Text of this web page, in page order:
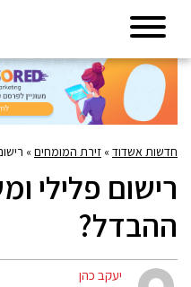
חדשות אשדוד» זירת המומחים»
רישום פלילי
ההבדל?
יעקב כהן